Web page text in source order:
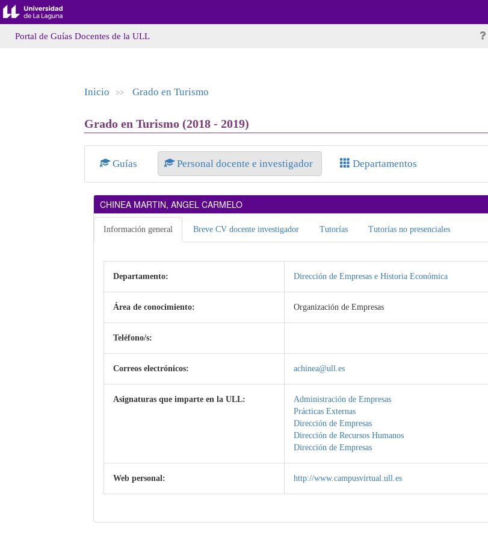
Portal de Guías Docentes de la ULL
Inicio >> Grado en Turismo
Grado en Turismo (2018 - 2019)
Guías Personal docente e investigador Departamentos
CHINEA MARTIN, ANGEL CARMELO
Información general Breve CV docente investigador Tutorías Tutorías no presenciales
Departamento: Dirección de Empresas e Historia Económica
Área de conocimiento: Organización de Empresas
Teléfono/s:
Correos electrónicos: achinea@ull.es
Asignaturas que imparte en la ULL: Administración de Empresas
Prácticas Externas
Dirección de Empresas
Dirección de Recursos Humanos
Dirección de Empresas
Web personal: http://www.campusvirtual.ull.es